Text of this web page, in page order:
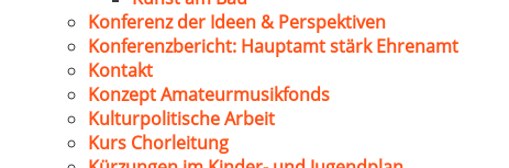
Konferenz der Ideen & Perspektiven
Konferenzbericht: Hauptamt stärk Ehrenamt
Kontakt
Konzept Amateurmusikfonds
Kulturpolitische Arbeit
Kurs Chorleitung